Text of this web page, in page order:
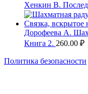
Хенкин В.
Дорофеева А.
Книга 2. 260.00 ₽
Политика безопасности